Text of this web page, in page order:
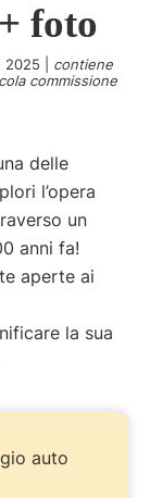
foto
2025
contiene
commissione
delle
l’opera
un
anni fa!
aperte ai
la sua
auto